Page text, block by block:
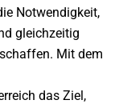
Notwendigkeit,
gleichzeitig
Mit dem
das Ziel,